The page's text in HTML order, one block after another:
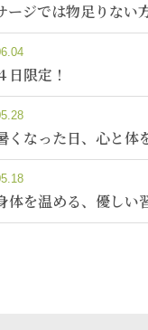
ージでは物足りない
日限定！
くなった日、心と体
体を温める、優しい